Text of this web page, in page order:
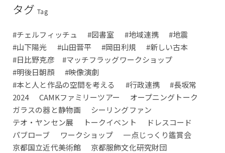
タグTag
#チェルフィッチュ #図書室 #地域連携
#地震
#山下陽光
#山田晋平 #岡田利規
#新しい古本
#日比野克彦 #マッチフラッグワークショップ
#明後日朝顔
#映像演劇
#本と人と作品の空間を考える
#行政連携
#長坂常
2024
CAMKファミリーツアー
オープニングトーク
ガラスの器と静物画
シーリングファン
テオ・ヤンセン展
トークイベント
ドレスコード
パブローブ
ワークショップ
一点じっくり鑑賞会
京都国立近代美術館
京都服飾文化研究財団